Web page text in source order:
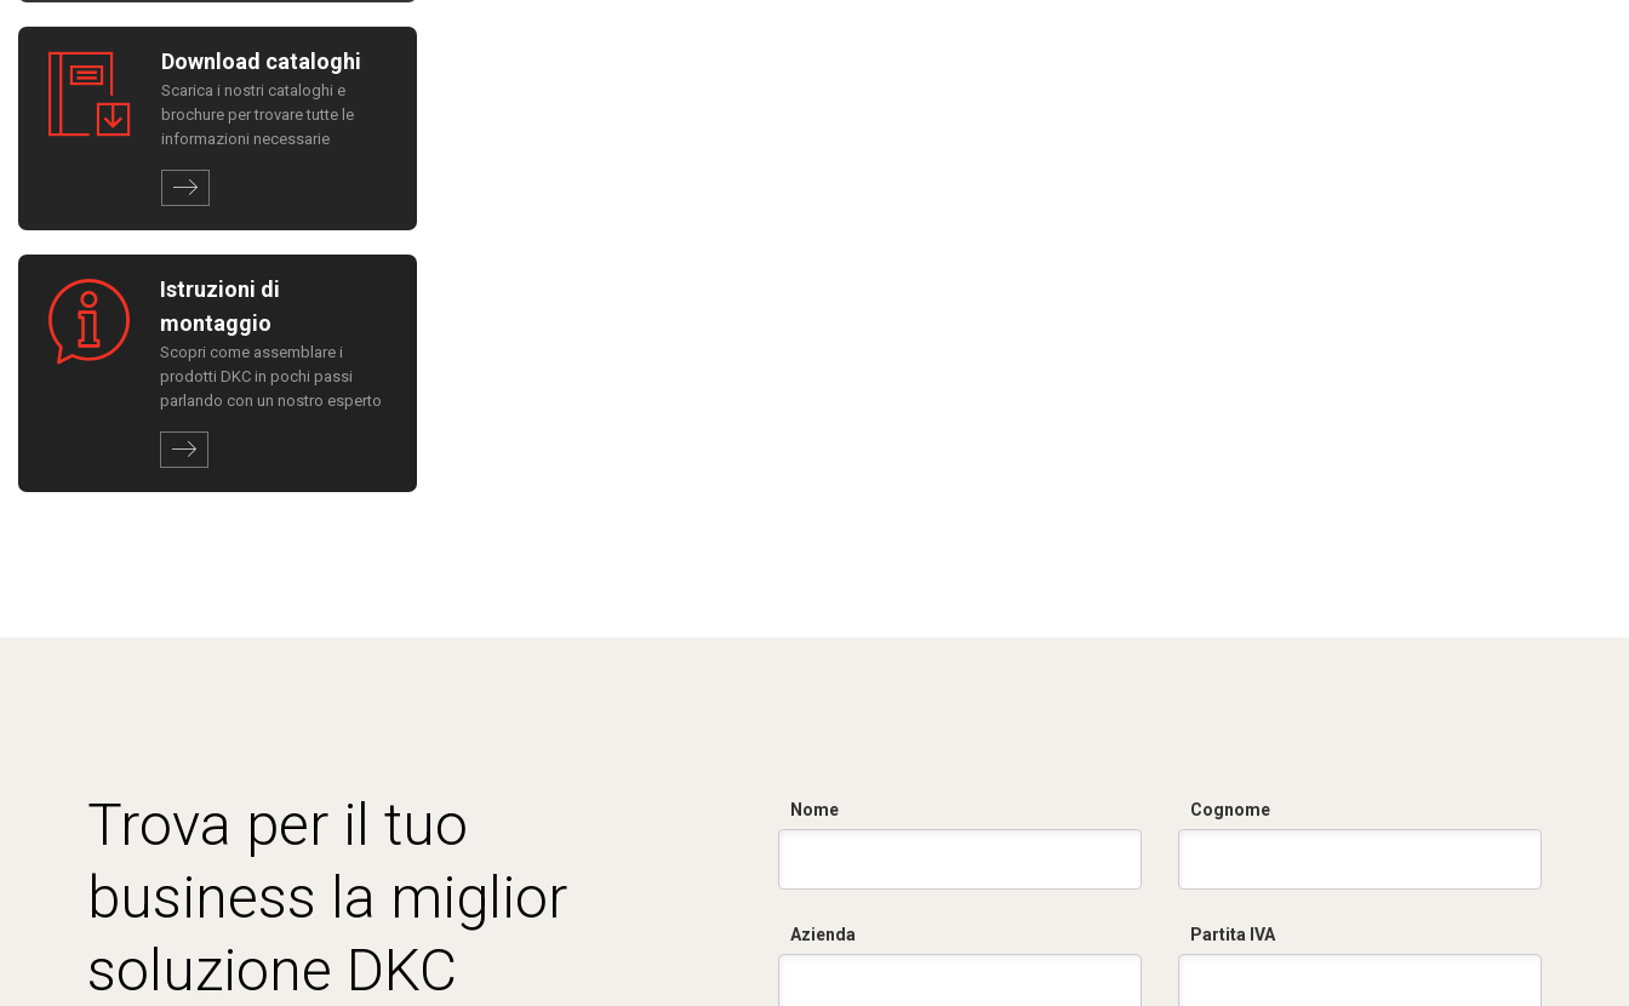
Download cataloghi
Scarica i nostri cataloghi e
brochure per trovare tutte le
informazioni necessarie
Istruzioni di
montaggio
Scopri come assemblare i
prodotti DKC in pochi passi
parlando con un nostro esperto
Trova per il tuo
business la miglior
soluzione DKC
Nome Cognome
Azienda Partita IVA